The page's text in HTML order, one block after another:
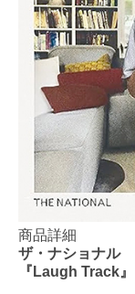
商品詳細
ザ・ナショナル
『Laugh Track』